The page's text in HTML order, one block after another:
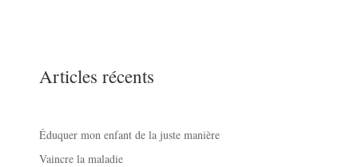
Articles récents
Éduquer mon enfant de la juste manière
Vaincre la maladie